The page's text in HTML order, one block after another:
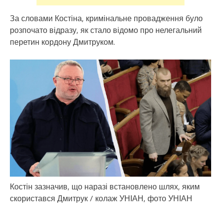
За словами Костіна, кримінальне провадження було
розпочато відразу, як стало відомо про нелегальний
перетин кордону Дмитруком.
Костін зазначив, що наразі встановлено шлях, яким
скористався Дмитрук / колаж УНІАН, фото УНІАН